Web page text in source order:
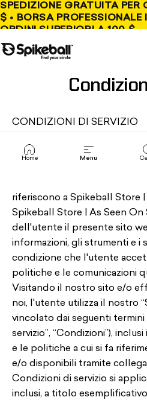
Vai al contenuto
SPEDIZIONE GRATUITA PER
$ • BORSA PROFESSIONALE
ORDINI SUPERIORI A 100 $
Negozio Spikeball
Home Menu
CONDIZIONI DI SERVIZIO
PANORAMICA
riferiscono a Spikeball Store |
Spikeball Store | As Seen
dell'utente il presente sito
informazioni, gli strumenti e i
condizione che l'utente
politiche e le comunicazioni
Visitando il nostro sito e/o
noi, l'utente utilizza il nostro
vincolato dai seguenti
servizio”, “Condizioni”),
e le politiche a cui si fa
e/o disponibili tramite
Condizioni di servizio si
inclusi, a titolo